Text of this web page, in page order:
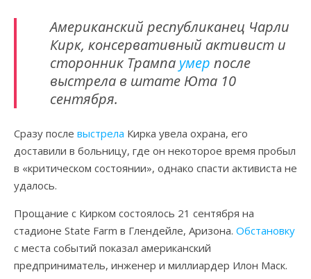
Американский республиканец Чарли
Кирк, консервативный активист и
сторонник Трампа умер после
выстрела в штате Юта 10
сентября.
Сразу после выстрела Кирка увела охрана, его
доставили в больницу, где он некоторое время пробыл
в «критическом состоянии», однако спасти активиста не
удалось.
Прощание с Кирком состоялось 21 сентября на
стадионе State Farm в Глендейле, Аризона. Обстановку
с места событий показал американский
предприниматель, инженер и миллиардер Илон Маск.